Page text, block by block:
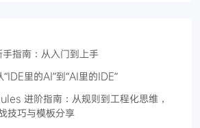
指南：从入门到上手
里的AI”到“AI里的IDE”
进阶指南：从规则到工程化思维，
技巧与模板分享